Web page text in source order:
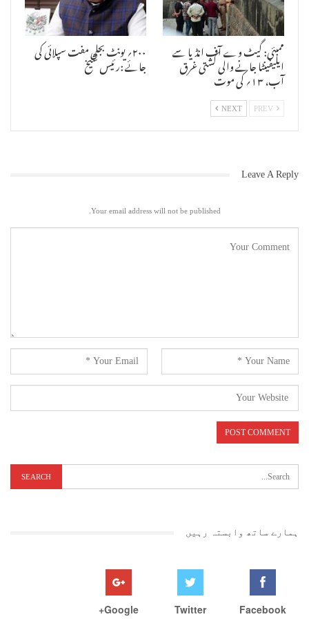
خبروں میں یہ بات بھی سامنے آئی ہے کہ ممبئی کے نئے پولس کمشنر سنجے
بروے کے محکمہ میں آنے کے بعد اس طرح کے جعل ساز بلڈروں کے معاملات کی
تفتیش میں سنجیدگی برتی جارہی ہے ۔ ایسے افراد جو ان جعل سازوں کا
بڑھایا جارہا ہے ۔ اس لئے ممکن ہے کہ لکڑاوالا نے جن افراد کے ساتھ
ممبئی: گیٹ وے آف انڈیا سے
ایلیفینٹا جانے والی کشتی غرق
آب، ۱۳؍ کی موت
۲۰۰؍ یونٹ بجلی مفت سپلائی کی
جائے :رئیس شیخ
NEXT
Leave A Reply
Your email address will not be published.
ہمارے ساتھ وابستہ رہیں
Facebook
Twitter
Google+